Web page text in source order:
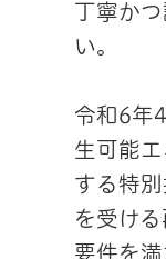
丁寧か
い。
令和6年
生可能
する特
を受け
要件を